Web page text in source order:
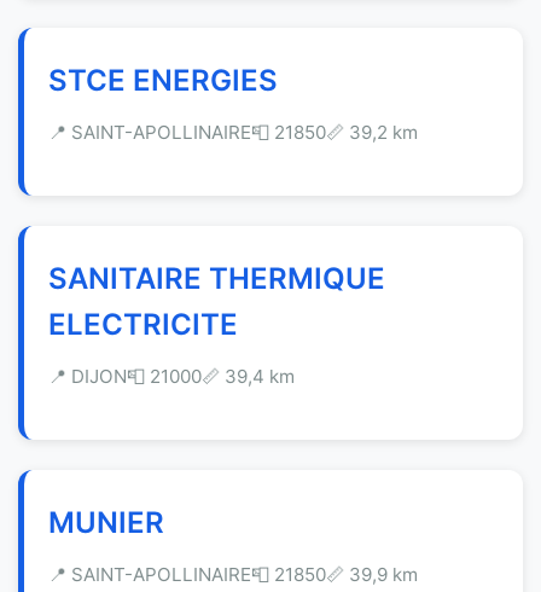
STCE ENERGIES
📍 SAINT-APOLLINAIRE📮 21850📏 39,2 km
SANITAIRE THERMIQUE
ELECTRICITE
📍 DIJON📮 21000📏 39,4 km
MUNIER
📍 SAINT-APOLLINAIRE📮 21850📏 39,9 km